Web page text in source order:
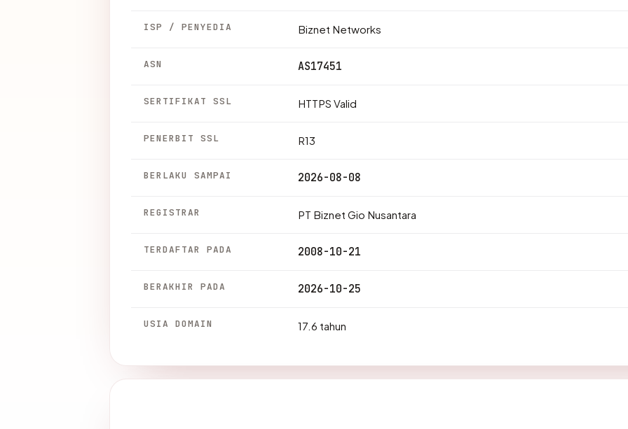
ISP / PENYEDIA Biznet Networks
ASN AS17451
SERTIFIKAT SSL HTTPS Valid
PENERBIT SSL R13
BERLAKU SAMPAI 2026-08-08
REGISTRAR PT Biznet Gio Nusantara
TERDAFTAR PADA 2008-10-21
BERAKHIR PADA 2026-10-25
USIA DOMAIN 17.6 tahun